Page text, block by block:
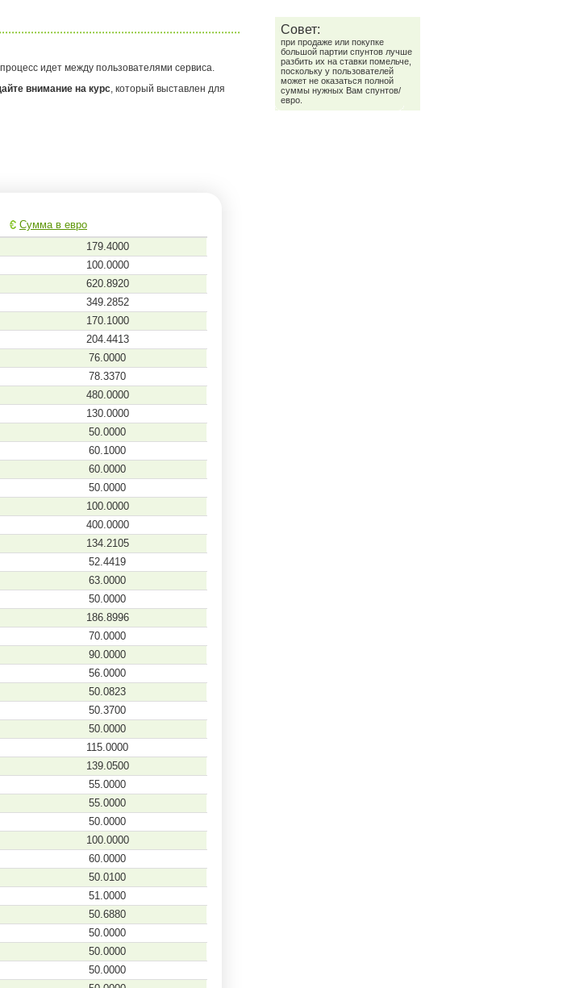
идет между пользователями сервиса.
внимание на курс, который выставлен для
Совет:
при продаже или покупке
большой партии спунтов лучше
разбить их на ставки помельче,
поскольку у пользователей
может не оказаться полной
суммы нужных Вам спунтов/
евро.
Сумма в евро
179.4000
100.0000
620.8920
349.2852
170.1000
204.4413
76.0000
78.3370
480.0000
130.0000
50.0000
60.1000
60.0000
50.0000
100.0000
400.0000
134.2105
52.4419
63.0000
50.0000
186.8996
70.0000
90.0000
56.0000
50.0823
50.3700
50.0000
115.0000
139.0500
55.0000
55.0000
50.0000
100.0000
60.0000
50.0100
51.0000
50.6880
50.0000
50.0000
50.0000